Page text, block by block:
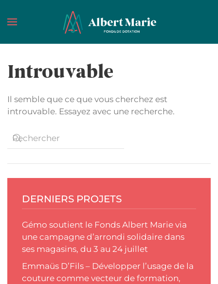
Passer au contenu principal
Introuvable
Il semble que ce que vous cherchez est
introuvable. Essayez avec une recherche.
DERNIERS PROJETS
Gémo soutient le Fonds Albert Marie via
une campagne d’arrondi solidaire dans
ses magasins, du 3 au 24 juillet
Emmaüs D’Fils – Développer l’usage de la
couture comme vecteur de formation,